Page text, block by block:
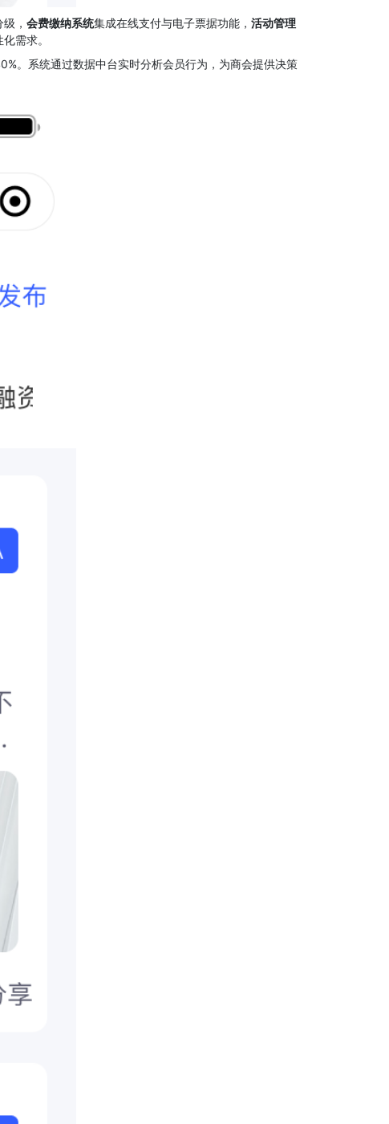
， 会费缴纳系统集成在线支付与电子票据功能， 活动管理
需求。
。系统通过数据中台实时分析会员行为，为商会提供决策